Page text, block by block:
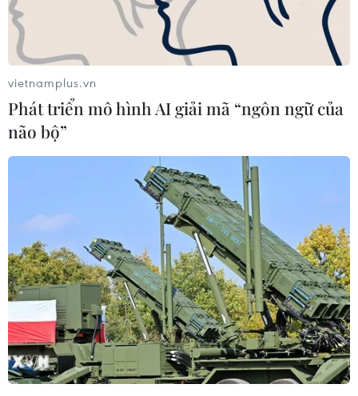
hành nợ chung để giải quyết cuộc khủng hoảng năng
lượng tại khu vực.
Đức dự báo kinh tế nước này sẽ rơi vào suy
thoái trong năm tới
12/10/2022 15:03
vietnamplus.vn
Phát triển mô hình AI giải mã “ngôn ngữ của
não bộ”